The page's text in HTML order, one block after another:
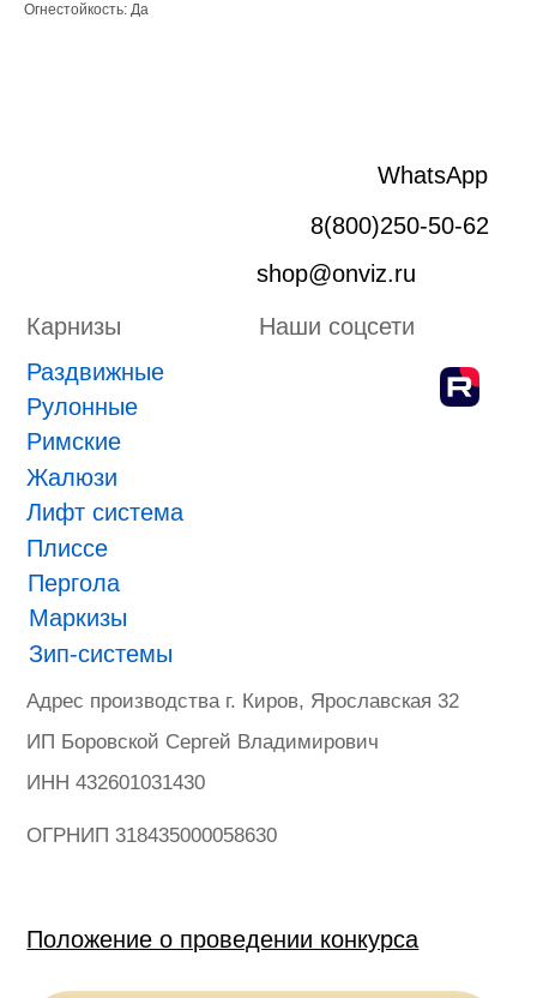
Огнестойкость: Да
Жалюзи
ПРИНЯТЬ УЧАСТИЕ
Положение о проведении конкурса
ONVIZ 2025
Гарантия
Политика конфиденциальности